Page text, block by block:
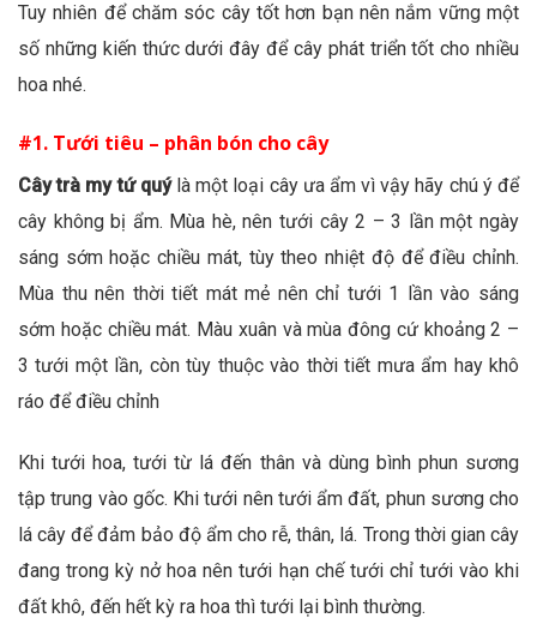
Tuy nhiên để chăm sóc cây tốt hơn bạn nên nắm vững một
số những kiến thức dưới đây để cây phát triển tốt cho nhiều
hoa nhé.
#1. Tưới tiêu – phân bón cho cây
Cây trà my tứ quýlà một loại cây ưa ẩm vì vậy hãy chú ý để
cây không bị ẩm. Mùa hè, nên tưới cây 2 – 3 lần một ngày
sáng sớm hoặc chiều mát, tùy theo nhiệt độ để điều chỉnh.
Mùa thu nên thời tiết mát mẻ nên chỉ tưới 1 lần vào sáng
sớm hoặc chiều mát. Màu xuân và mùa đông cứ khoảng 2 –
3 tưới một lần, còn tùy thuộc vào thời tiết mưa ẩm hay khô
ráo để điều chỉnh
Khi tưới hoa, tưới từ lá đến thân và dùng bình phun sương
tập trung vào gốc. Khi tưới nên tưới ẩm đất, phun sương cho
lá cây để đảm bảo độ ẩm cho rễ, thân, lá. Trong thời gian cây
đang trong kỳ nở hoa nên tưới hạn chế tưới chỉ tưới vào khi
đất khô, đến hết kỳ ra hoa thì tưới lại bình thường.